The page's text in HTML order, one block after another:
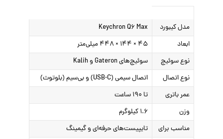
مدل کیبورد
Keychron Q۶ Max
ابعاد
۴۵ × ۱۴۴ × ۴۴۸ میلی‌متر
نوع سوئیچ
سوئیچ‌های Gateron و Kalih
نوع اتصال
اتصال سیمی (USB-C) و بی‌سیم (بلوتوث)
عمر باتری
تا ۱۹۰ ساعت
وزن
۱.۶ کیلوگرم
مناسب برای
تایپیست‌های حرفه‌ای و گیمینگ